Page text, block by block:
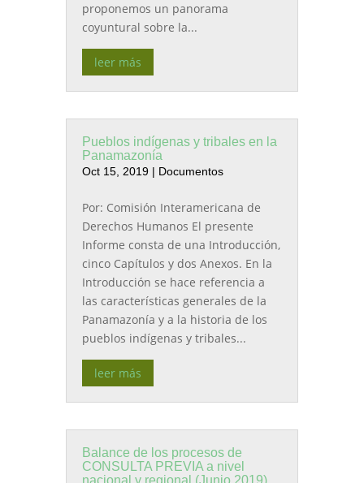
proponemos un panorama
coyuntural sobre la...
leer más
Pueblos indígenas y tribales en la
Panamazonía
Oct 15, 2019| Documentos
Por: Comisión Interamericana de
Derechos Humanos El presente
Informe consta de una Introducción,
cinco Capítulos y dos Anexos. En la
Introducción se hace referencia a
las características generales de la
Panamazonía y a la historia de los
pueblos indígenas y tribales...
leer más
Balance de los procesos de
CONSULTA PREVIA a nivel